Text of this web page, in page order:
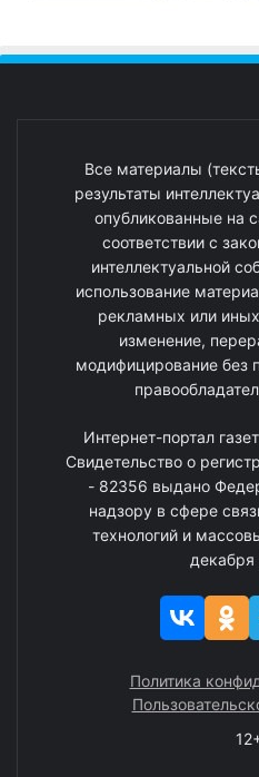
Все материалы
результаты
опубликованные на
соответствии с
интеллектуальной
использование
рекламных или
изменение,
модифицирование без
Интернет-портал
Свидетельство о
- 82356 выдано
надзору в сфере
технологий и
декабря
Политика